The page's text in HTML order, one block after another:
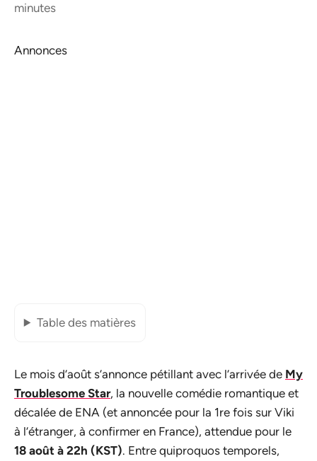
minutes
Annonces
Table des matières
Le mois d’août s’annonce pétillant avec l’arrivée de My
Troublesome Star, la nouvelle comédie romantique et
décalée de ENA (et annoncée pour la 1re fois sur Viki
à l’étranger, à confirmer en France), attendue pour le
18 août à 22h (KST). Entre quiproquos temporels,